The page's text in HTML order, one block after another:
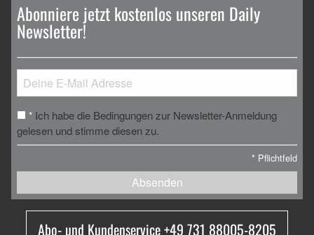
Abonniere jetzt kostenlos unseren Daily
Newsletter!
* Ich habe die Bedingungen zur Newsletter-Anmeldung
gelesen und stimme diesen zu.
* Pflichtfeld
Absenden
Abo- und Kundenservice +49 731 88005-8205